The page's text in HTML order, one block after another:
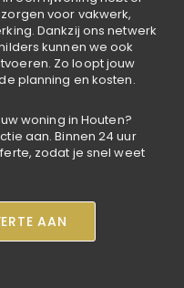
voor vakwerk,
Dankzij ons netwerk
kunnen we ook
Zo loopt jouw
planning en kosten.
woning in Houten?
aan. Binnen 24 uur
zodat je snel weet
AAN